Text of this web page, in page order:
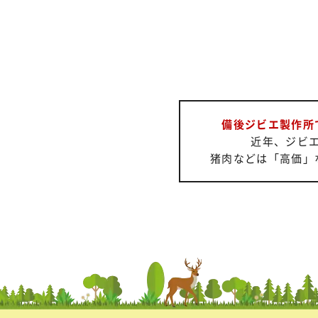
備後ジビエ製作
近年、ジビ
猪肉などは「高価